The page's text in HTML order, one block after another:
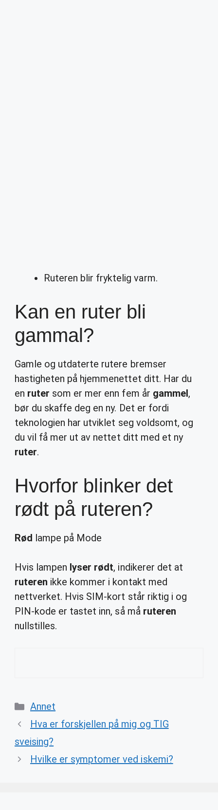
Ruteren blir fryktelig varm.
Kan en ruter bli
gammal?
Gamle og utdaterte rutere bremser
hastigheten på hjemmenettet ditt. Har du
en ruter som er mer enn fem år gammel,
bør du skaffe deg en ny. Det er fordi
teknologien har utviklet seg voldsomt, og
du vil få mer ut av nettet ditt med et ny
ruter.
Hvorfor blinker det
rødt på ruteren?
Rød lampe på Mode
Hvis lampen lyser rødt, indikerer det at
ruteren ikke kommer i kontakt med
nettverket. Hvis SIM-kort står riktig i og
PIN-kode er tastet inn, så må ruteren
nullstilles.
Categories
Annet
Hva er forskjellen på mig og TIG
sveising?
Hvilke er symptomer ved iskemi?